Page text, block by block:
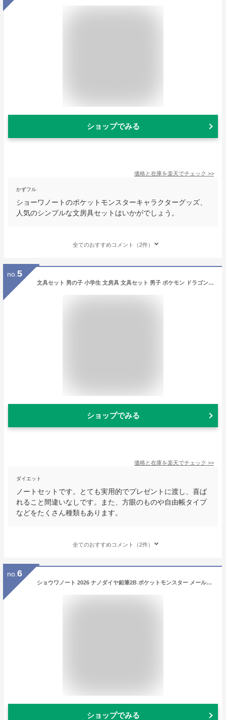
ショップでみる
価格と在庫を楽天でチェック >>
かずフル
ショーワノートのポケットモンスターキャラクターグッズ、
人気のシンプルな文房具セットはいかがでしょう。
全てのおすすめコメント（2件）
no. 5
文具セット 男の子 小学生 文房具 文具セット 男子 ポケモン ドラゴンボール ドラえもん 誕生日 プレゼント 子供会 自治会 学童 塾 クラブ 部活 記念品 景品 自由帳 2B 鉛筆 シークレット消しゴム ビンゴ お楽しみ会 お誕生日会 発表会 贈り物 プチプラ クリスマス会 女子
ショップでみる
価格と在庫を楽天でチェック >>
ダイエット
ノートセットです。とても実用的でプレゼントに渡し、喜ば
れること間違いなしです。また、方眼のものや自由帳タイプ
などをたくさん種類もあります。
全てのおすすめコメント（2件）
no. 6
ショウワノート 2026 ナノダイヤ鉛筆2B ポケットモンスター メール便対応 鉛筆 名入れ 2B かきかたえんぴつ 筆記具 文具 文房具 キャラクター 小学生 男の子 女の子 子供 日本製 入学祝い 新入学 新学期
ショップでみる